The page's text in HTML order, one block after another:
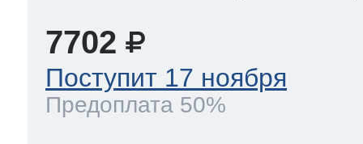
7702
Поступит 17 ноября
Предоплата 50%